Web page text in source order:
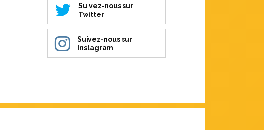
Suivez-nous sur
Twitter
Suivez-nous sur
Instagram